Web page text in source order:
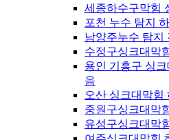
세종하수구막힘
포천 누수 탐지
남양주누수 탐지
수정구싱크대막
용인 기흥구 싱
음
오산 싱크대막힘
중원구싱크대막
유성구싱크대막